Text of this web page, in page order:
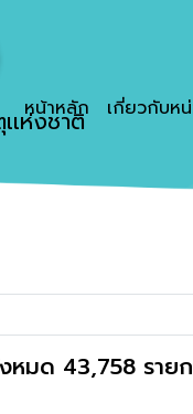
เห่งชาติ
หน้าหลัก เกี่ยวกับห
หมด 43,758 ราย